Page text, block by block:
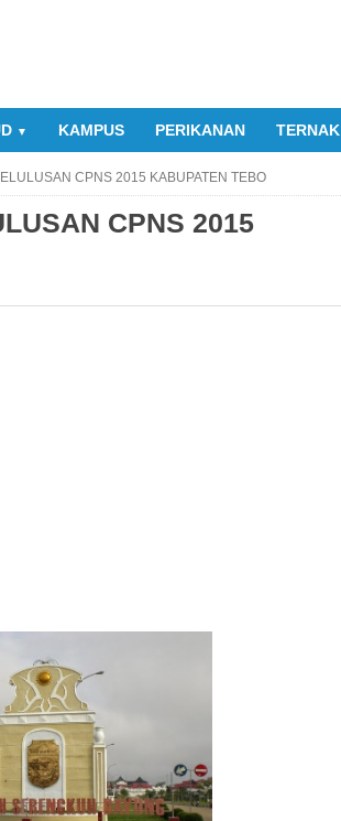
▼ KAMPUS PERIKANAN TERNAK
CPNS 2015 KABUPATEN TEBO
CPNS 2015